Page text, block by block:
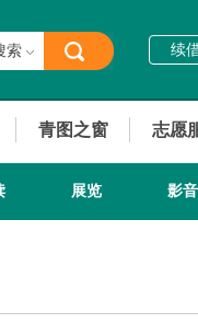
索 续
青图之窗 志愿
展览 影音